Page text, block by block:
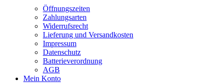
Öffnungszeiten
Zahlungsarten
Widerrufsrecht
Lieferung und Versandkosten
Impressum
Datenschutz
Batterieverordnung
AGB
Mein Konto